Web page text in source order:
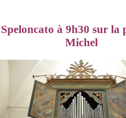
à 9h30 sur la
Michel